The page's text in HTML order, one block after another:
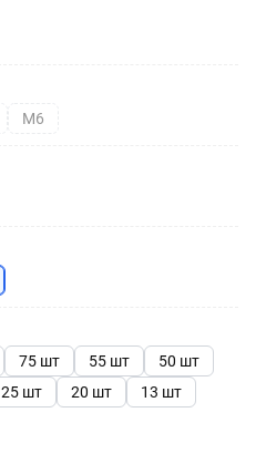
М6
75 шт 55 шт
50 шт
25 шт 20 шт
13 шт